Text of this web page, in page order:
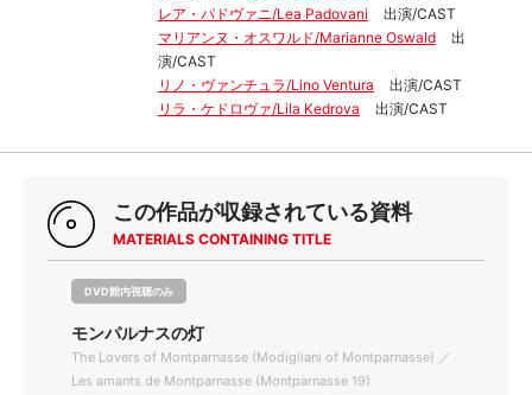
レア・パドヴァニ/Lea Padovani
出演/CAST
マリアンヌ・オスワルド/Marianne Oswald
出
演/CAST
リノ・ヴァンチュラ/Lino Ventura
出演/CAST
リラ・ケドロヴァ/Lila Kedrova
出演/CAST
この作品が収録されている資料
MATERIALS CONTAINING TITLE
DVD館内視聴のみ
モンパルナスの灯
The Lovers of Montparnasse (Modigliani of Montparnasse) ／
Les amants de Montparnasse (Montparnasse 19)